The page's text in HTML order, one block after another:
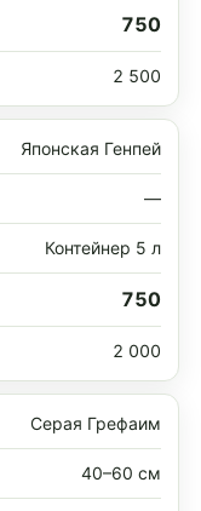
750
2 500
Японская Генпей
—
Контейнер 5 л
750
2 000
Серая Грефаим
40–60 см